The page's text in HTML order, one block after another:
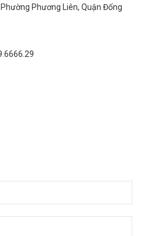
Phương Liên, Quận Đống